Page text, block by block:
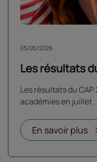
Les résultats
05/05/2026
Les résultats du
académies en juillet
En savoir plus